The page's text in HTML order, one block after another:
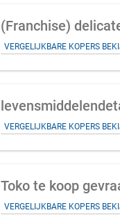
(Franchise)
VERGELIJKBARE KOPERS
VERGELIJKBARE KOPERS
Toko te koop
VERGELIJKBARE KOPERS